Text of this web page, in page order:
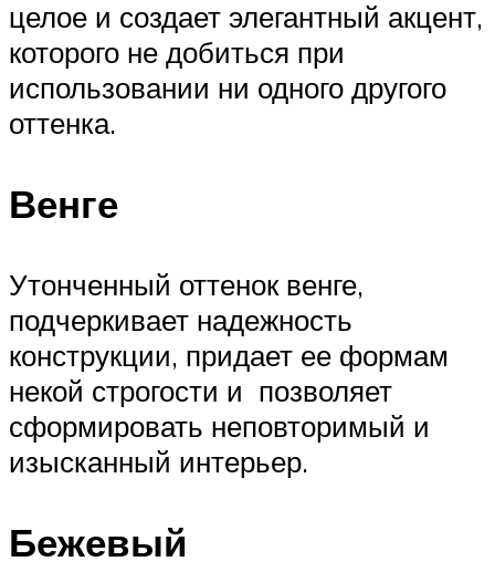
целое и создает элегантный акцент,
которого не добиться при
использовании ни одного другого
оттенка.
Венге
Утонченный оттенок венге,
подчеркивает надежность
конструкции, придает ее формам
некой строгости и позволяет
сформировать неповторимый и
изысканный интерьер.
Бежевый